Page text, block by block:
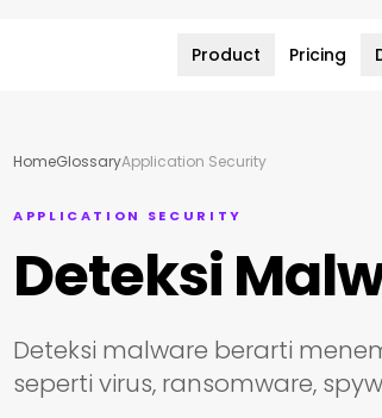
Product Pricing
HomeGlossaryApplication Security
APPLICATION SECURITY
Deteksi
Deteksi malware berarti
seperti virus, ransomware,